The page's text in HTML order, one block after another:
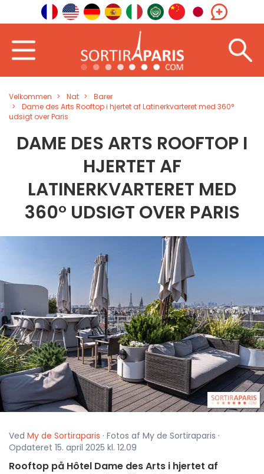
Velkommen Nat
Barer
Dame des Arts Rooftop i hjertet af Latinerkvarteret med 360°
udsigt over Paris
DAME DES ARTS ROOFTOP I
HJERTET AF
LATINERKVARTERET MED
360° UDSIGT OVER PARIS
Ved My de Sortiraparis · Fotos af My de Sortiraparis ·
Opdateret 15. april 2025 kl. 12.09
Rooftop på Hôtel Dame des Arts i hjertet af